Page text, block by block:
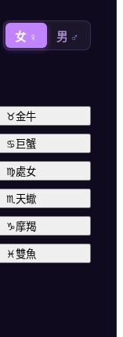
女 ♀ 男 ♂
♉金牛
♋ 巨蟹
♍處女
♏天蠍
♑摩羯
♓雙魚